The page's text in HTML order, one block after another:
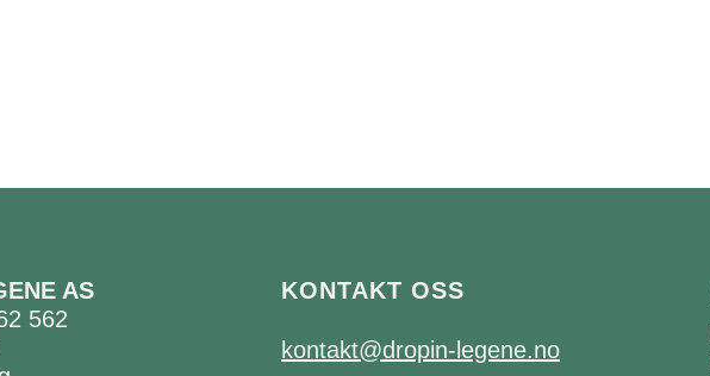
AS
562
KONTAKT OSS
kontakt@dropin-legene.no